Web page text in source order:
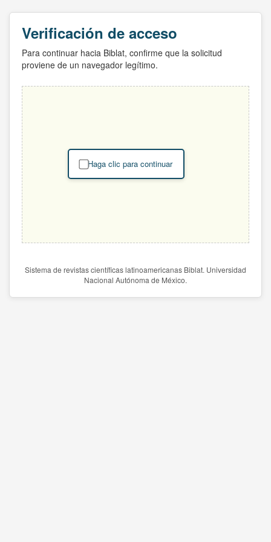
Verificación de acceso
Para continuar hacia Biblat, confirme que la solicitud
proviene de un navegador legítimo.
Haga clic para continuar
Sistema de revistas científicas latinoamericanas Biblat. Universidad
Nacional Autónoma de México.